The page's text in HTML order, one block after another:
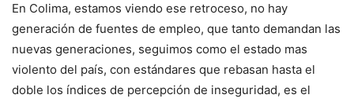
En Colima, estamos viendo ese retroceso, no hay
generación de fuentes de empleo, que tanto demandan las
nuevas generaciones, seguimos como el estado mas
violento del país, con estándares que rebasan hasta el
doble los índices de percepción de inseguridad, es el